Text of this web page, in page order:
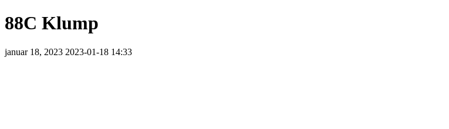
88C Klump
januar 18, 2023 2023-01-18 14:33